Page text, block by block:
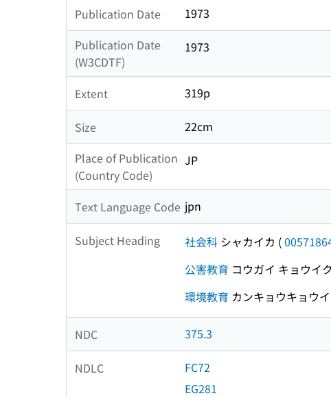
Publication Date
1973
Publication Date
(W3CDTF)
1973
Extent 319p
Size
22cm
Place of Publication
(Country Code)
JP
Text Language Code jpn
Subject Heading 社会科 シャカイカ (
公害教育 コウガイ キョウイク
環境教育 カンキョウキョウ
NDC 375.3
NDLC
FC72
EG281